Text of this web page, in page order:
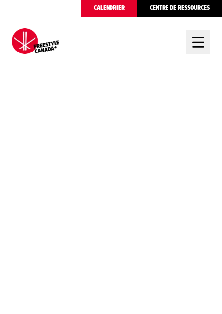
CALENDRIER CENTRE DE RESSOURCES
FREESTYLE CANADA